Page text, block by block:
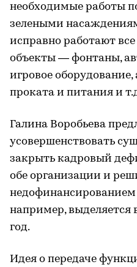
необходимые работы
зелеными
исправно работают
объекты — фонтаны,
игровое
проката и питания и
Галина Воробьева
усовершенствовать
закрыть кадровый
обе организации и
например, выделяется
год.
Идея о передаче